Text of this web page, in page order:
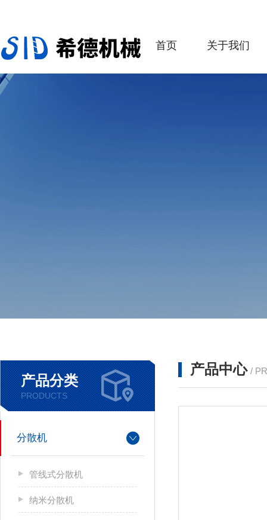
首页 关于我们
产品分类
PRODUCTS
分散机
管线式分散机
纳米分散机
产品中心 /